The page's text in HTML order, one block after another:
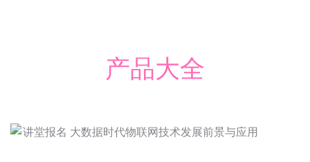
产品大全